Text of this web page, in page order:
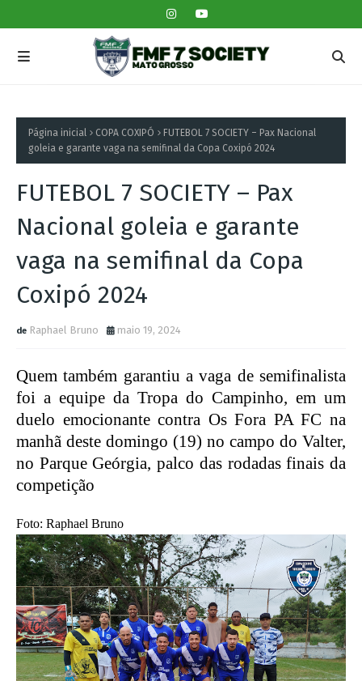
Página inicial COPA COXIPÓ
FUTEBOL 7 SOCIETY – Pax Nacional
goleia e garante vaga na semifinal da Copa Coxipó 2024
FUTEBOL 7 SOCIETY – Pax
Nacional goleia e garante
vaga na semifinal da Copa
Coxipó 2024
Raphael Bruno maio 19, 2024
Quem também garantiu a vaga de semifinalista
foi a equipe da Tropa do Campinho, em um
duelo emocionante contra Os Fora PA FC na
manhã deste domingo (19) no campo do Valter,
no Parque Geórgia, palco das rodadas finais da
competição
Foto: Raphael Bruno